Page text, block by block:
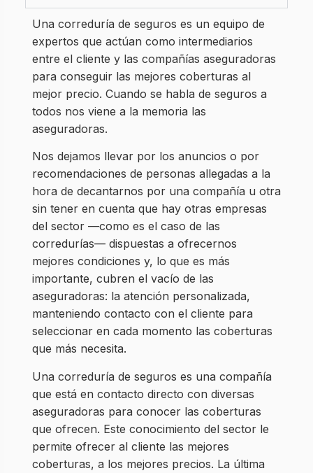
Una correduría de seguros es un equipo de
expertos que actúan como intermediarios
entre el cliente y las compañías aseguradoras
para conseguir las mejores coberturas al
mejor precio. Cuando se habla de seguros a
todos nos viene a la memoria las
aseguradoras.
Nos dejamos llevar por los anuncios o por
recomendaciones de personas allegadas a la
hora de decantarnos por una compañía u otra
sin tener en cuenta que hay otras empresas
del sector —como es el caso de las
corredurías— dispuestas a ofrecernos
mejores condiciones y, lo que es más
importante, cubren el vacío de las
aseguradoras: la atención personalizada,
manteniendo contacto con el cliente para
seleccionar en cada momento las coberturas
que más necesita.
Una correduría de seguros es una compañía
que está en contacto directo con diversas
aseguradoras para conocer las coberturas
que ofrecen. Este conocimiento del sector le
permite ofrecer al cliente las mejores
coberturas, a los mejores precios. La última